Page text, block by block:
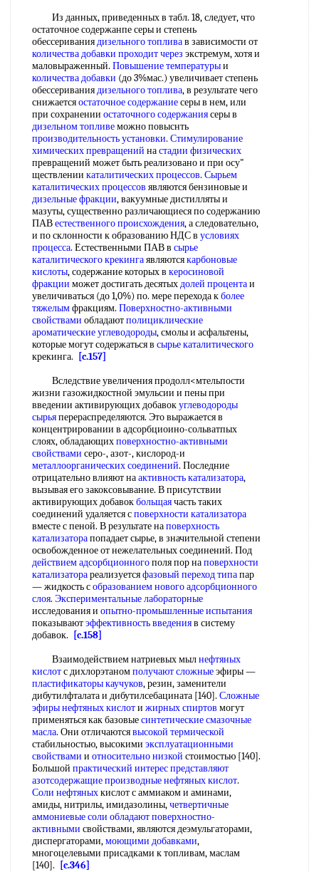
Из данных, приведенных в табл. 18, следует, что
остаточное содержанпе серы и степень
обессериваниядизельного топливав зависимости от
количества добавки проходит через экстремум, хотя и
маловыраженный. Повышение температурыи
количества добавки (до 3%мас.) увеличивает степень
обессериваниядизельного топлива, в результате чего
снижаетсяостаточное содержаниесеры в нем, или
при сохранении остаточного содержаниясеры в
дизельном топливеможно повыснть
производительность установки. Стимулирование
химических превращений настадии физических
превращений может быть реализовано и при осу"
ществлении каталитических процессов. Сырьем
каталитических процессов являются бензиновые и
дизельные фракции, вакуумные дистилляты и
мазуты, существенно различающиеся по содержанию
ПАВестественного происхождения, а следовательно,
и по склонности к образованию НДС в условиях
процесса. Естественными ПАВ в сырье
каталитического крекингаявляютсякарбоновые
кислоты, содержание которых в керосиновой
фракции может достигать десятыхдолей процентаи
увеличиваться (до 1,0%) по. мере перехода кболее
тяжелымфракциям. Поверхностно-активными
свойствами обладаютполициклические
ароматические углеводороды, смолы и асфальтены,
которые могут содержаться в сырье каталитического
крекинга.
[c.157]
Вследствие увеличения продолл<мтельпости
жизни газожидкостной эмульсии и пены при
введении активирующих добавокуглеводороды
сырьяперераспределяются. Это выражается в
концентрировании в адсорбциоино-сольватпых
слоях, обладающихповерхностно-активными
свойствами серо-, азот-, кислород-и
металлоорганических соединений. Последние
отрицательно влияют наактивность катализатора,
вызывая его закоксовывание. В присутствии
активирующих добавокбольщаячасть таких
соединений удаляется споверхности катализатора
вместе с пеной. В результате наповерхность
катализаторапопадает сырье, в значительной степени
освобожденное от нежелательных соединений. Под
действием адсорбционногополя пор наповерхности
катализаторареализуетсяфазовый переход типапар
— жидкость собразованием новогоадсорбционного
слоя. Экспериментальные лабораторные
исследования и опытно-промышленные испытания
показываютэффективность введенияв систему
добавок.
[c.158]
Взаимодействием натриевых мылнефтяных
кислотс дихлорэтаномполучают сложныеэфиры —
пластификаторы каучуков, резин, заменители
дибутилфталата и дибутилсебацината [140]. Сложные
эфирынефтяных кислоти жирных спиртов могут
применяться как базовыесинтетические смазочные
масла. Они отличаютсявысокой термической
стабильностью, высокими эксплуатационными
свойствами и относительно низкой стоимостью [140].
Большой практический интерес представляют
азотсодержащие производныенефтяных кислот.
Соли нефтяныхкислот с аммиаком и аминами,
амиды, нитрилы, имидазолины,четвертичные
аммониевые соли обладают поверхностно-
активными свойствами, являются деэмульгаторами,
диспергаторами,моющими добавками,
многоцелевыми присадками к топливам, маслам
[140].
[c.346]